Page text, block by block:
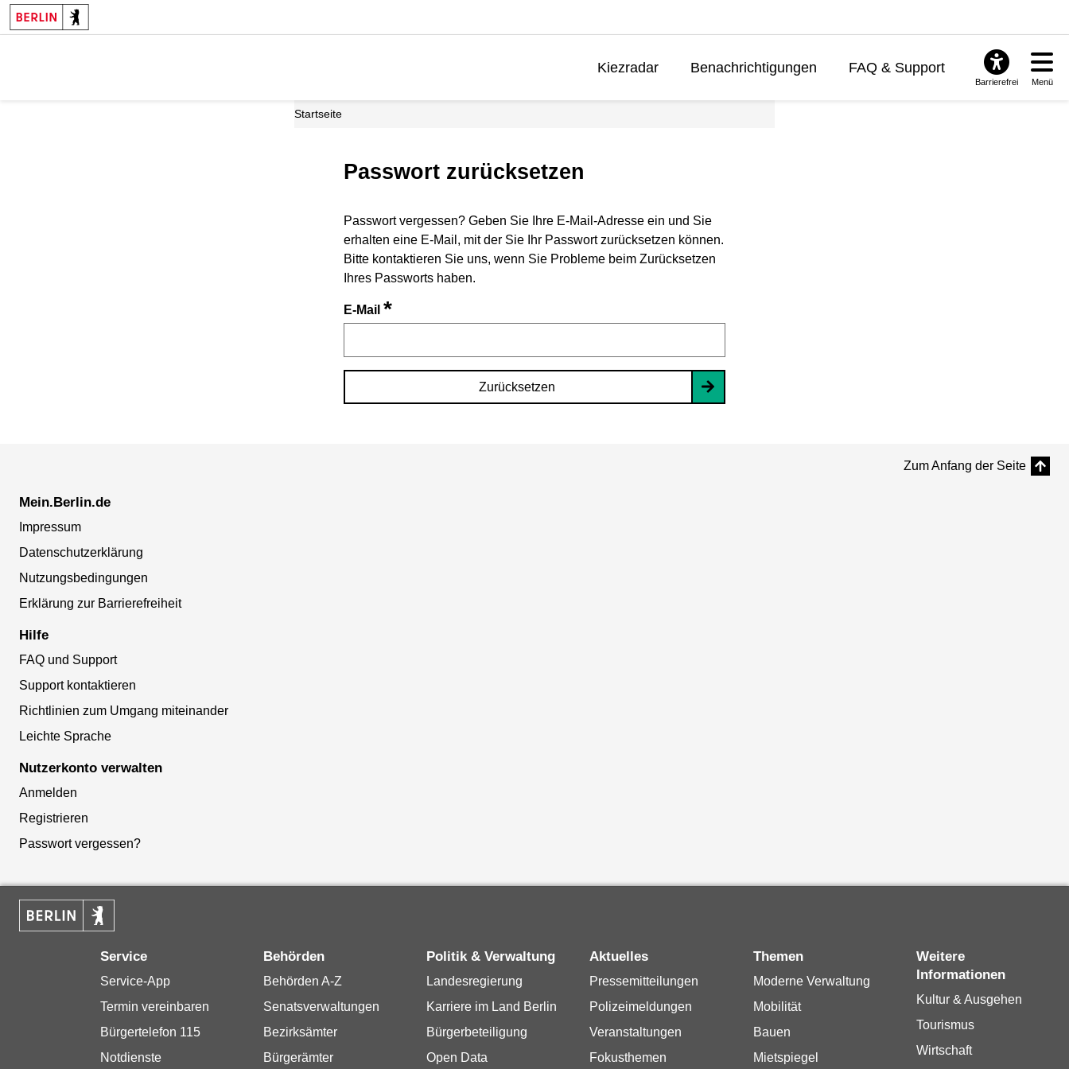
Kiezradar Benachrichtigungen FAQ & Support
Barrierefrei Menü
Startseite
Passwort zurücksetzen
Passwort vergessen? Geben Sie Ihre E-Mail-Adresse ein und Sie
erhalten eine E-Mail, mit der Sie Ihr Passwort zurücksetzen können.
Bitte kontaktieren Sie uns, wenn Sie Probleme beim Zurücksetzen
Ihres Passworts haben.
E-Mail *
Zurücksetzen
Zum Anfang der Seite
Mein.Berlin.de
Impressum
Datenschutzerklärung
Nutzungsbedingungen
Erklärung zur Barrierefreiheit
Hilfe
FAQ und Support
Support kontaktieren
Richtlinien zum Umgang miteinander
Leichte Sprache
Nutzerkonto verwalten
Anmelden
Registrieren
Passwort vergessen?
Service
Service-App
Termin vereinbaren
Bürgertelefon 115
Notdienste
Behörden
Behörden A-Z
Senatsverwaltungen
Bezirksämter
Bürgerämter
Politik & Verwaltung
Landesregierung
Karriere im Land Berlin
Bürgerbeteiligung
Open Data
Aktuelles
Pressemitteilungen
Polizeimeldungen
Veranstaltungen
Fokusthemen
Themen
Moderne Verwaltung
Mobilität
Bauen
Mietspiegel
Weitere
Informationen
Kultur & Ausgehen
Tourismus
Wirtschaft